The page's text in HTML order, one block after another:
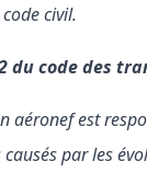
civil.
du code des
aéronef est
par les